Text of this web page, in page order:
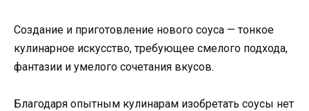
Создание и приготовление нового соуса — тонкое
кулинарное искусство, требующее смелого подхода,
фантазии и умелого сочетания вкусов.
Благодаря опытным кулинарам изобретать соусы нет